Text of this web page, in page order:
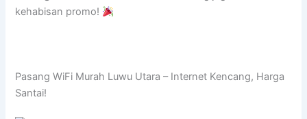
kehabisan promo!
Pasang WiFi Murah Luwu Utara – Internet Kencang, Harga
Santai!